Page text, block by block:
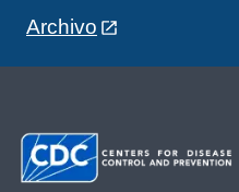
Archivo